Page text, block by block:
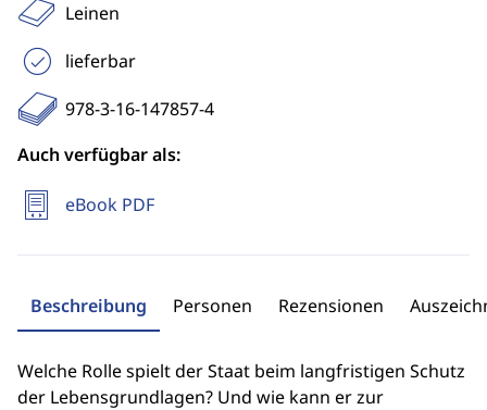
Leinen
lieferbar
978-3-16-147857-4
Auch verfügbar als:
eBook PDF
Beschreibung Personen Rezensionen
Welche Rolle spielt der Staat beim langfristigen Schutz
der Lebensgrundlagen? Und wie kann er zur